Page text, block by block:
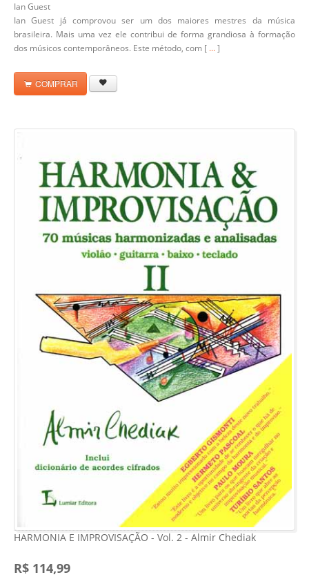
Ian Guest
Ian Guest já comprovou ser um dos maiores mestres da música
brasileira. Mais uma vez ele contribui de forma grandiosa à formação
dos músicos contemporâneos. Este método, com [ ...]
COMPRAR
HARMONIA E IMPROVISAÇÃO - Vol. 2 - Almir Chediak
R$ 114,99